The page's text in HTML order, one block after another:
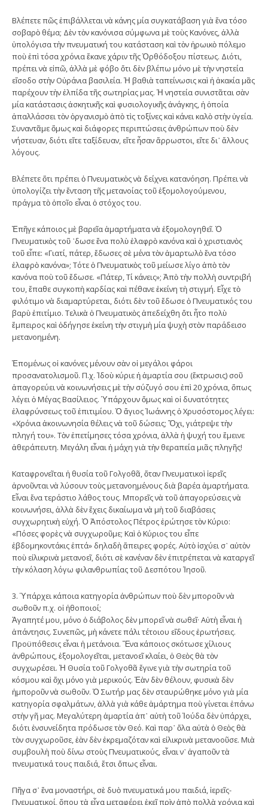
Βλέπετε πῶς ἐπιβάλλεται νὰ κάνης μία συγκατάβαση γιὰ ἕνα τόσο
σοβαρὸ θέμα; Δὲν τὸν κανόνισα σύμφωνα μὲ τοὺς Κανόνες, ἀλλὰ
ὑπολόγισα τὴν πνευματική του κατάσταση καὶ τὸν ἡρωικὸ πόλεμο
ποὺ ἐπὶ τόσα χρόνια ἔκανε χάριν τῆς Ὀρθόδοξου πίστεως. Διότι,
πρέπει νὰ εἰπῶ, ἀλλὰ μὲ φόβο ὅτι δὲν βλέπω μόνο μὲ τὴν νηστεία
εἴσοδο στὴν Οὐράνια βασιλεία. Ἡ βαθιὰ ταπείνωσις καὶ ἡ ἀκακία μᾶς
παρέχουν τὴν ἐλπίδα τῆς σωτηρίας μας. Ἡ νηστεία συνιστᾶται σὰν
μία κατάστασις ἀσκητικῆς καὶ φυσιολογικῆς ἀνάγκης, ἡ ὁποία
ἀπαλλάσσει τὸν ὀργανισμὸ ἀπὸ τὶς τοξίνες καὶ κάνει καλὸ στὴν ὑγεία.
Συναντᾶμε ὅμως καὶ διάφορες περιπτώσεις ἀνθρώπων ποὺ δὲν
νήστευαν, διότι εἴτε ταξίδευαν, εἴτε ἦσαν ἄρρωστοι, εἴτε δι᾿ ἄλλους
λόγους.
Βλέπετε ὅτι πρέπει ὁ Πνευματικὸς νὰ δείχνει κατανόηση. Πρέπει νὰ
ὑπολογίζει τὴν ἔνταση τῆς μετανοίας τοῦ ἐξομολογούμενου,
πράγμα τὸ ὁποῖο εἶναι ὁ στόχος του.
Ἐπῆγε κάποιος μὲ βαρεῖα ἁμαρτήματα νὰ ἐξομολογηθεῖ. Ὁ
Πνευματικὸς τοῦ ᾿δωσε ἕνα πολὺ ἐλαφρὸ κανόνα καὶ ὁ χριστιανὸς
τοῦ εἶπε: «Γιατί, πάτερ, ἔδωσες σὲ μένα τὸν ἁμαρτωλὸ ἕνα τόσο
ἐλαφρὸ κανόνα»; Τότε ὁ Πνευματικὸς τοῦ μείωσε λίγο ἀπὸ τὸν
κανόνα ποὺ τοῦ ἔδωσε. «Πάτερ, Τί κάνεις»; Ἀπὸ τὴν πολλὴ συντριβή
του, ἔπαθε συγκοπὴ καρδίας καὶ πέθανε ἐκείνη τὴ στιγμή. Εἶχε τὸ
φιλότιμο νὰ διαμαρτύρεται, διότι δὲν τοῦ ἔδωσε ὁ Πνευματικός του
βαρὺ ἐπιτίμιο. Τελικὰ ὁ Πνευματικὸς ἀπεδείχθη ὅτι ἦτο πολὺ
ἔμπειρος καὶ ὁδήγησε ἐκείνη τὴν στιγμὴ μία ψυχὴ στὸν παράδεισο
μετανοημένη.
Ἑπομένως οἱ κανόνες μένουν σὰν οἱ μεγάλοι φάροι
προσανατολισμοῦ. Π.χ. Ἰδοὺ κύριε ἡ ἁμαρτία σου (ἔκτρωσις) σοῦ
ἀπαγορεύει νὰ κοινωνήσεις μὲ τὴν σύζυγό σου ἐπὶ 20 χρόνια, ὅπως
λέγει ὁ Μέγας Βασίλειος. Ὑπάρχουν ὅμως καὶ οἱ δυνατότητες
ἐλαφρύνσεως τοῦ ἐπιτιμίου. Ὁ ἅγιος Ἰωάννης ὁ Χρυσόστομος λέγει:
«Χρόνια ἀκοινωνησία θέλεις νὰ τοῦ δώσεις; Ὄχι, γιάτρεψε τὴν
πληγή του». Τὸν ἐπετίμησες τόσα χρόνια, ἀλλὰ ἡ ψυχή του ἔμεινε
ἀθεράπευτη. Μεγάλη εἶναι ἡ μάχη γιὰ τὴν θεραπεία μιᾶς πληγῆς!
Καταφρονεῖται ἡ θυσία τοῦ Γολγοθᾶ, ὅταν Πνευματικοὶ ἱερεῖς
ἀρνοῦνται νὰ λύσουν τοὺς μετανοημένους διὰ βαρέα ἁμαρτήματα.
Εἶναι ἕνα τεράστιο λάθος τους. Μπορεῖς νὰ τοῦ ἀπαγορεύσεις νὰ
κοινωνήσει, ἀλλὰ δὲν ἔχεις δικαίωμα νὰ μὴ τοῦ διαβάσεις
συγχωρητικὴ εὐχή. Ὁ Ἀπόστολος Πέτρος ἐρώτησε τὸν Κύριο:
«Πόσες φορὲς νὰ συγχωροῦμε; Καὶ ὁ Κύριος του εἶπε
ἑβδομηκοντάκις ἑπτά» δηλαδὴ ἄπειρες φορές. Αὐτὸ ἰσχύει σ᾿ αὐτὸν
ποὺ εἰλικρινὰ μετανοεῖ, διότι σὲ κανέναν δὲν ἐπιτρέπεται νὰ καταργεῖ
τὴν κόλαση λόγω φιλανθρωπίας τοῦ Δεσπότου Ἰησοῦ.
3. Ὑπάρχει κάποια κατηγορία ἀνθρώπων ποὺ δὲν μποροῦν νὰ
σωθοῦν π.χ. οἱ ἠθοποιοί;
Ἀγαπητέ μου, μόνο ὁ διάβολος δὲν μπορεῖ νὰ σωθεῖ· Αὐτὴ εἶναι ἡ
ἀπάντησις. Συνεπῶς, μὴ κάνετε πάλι τέτοιου εἴδους ἐρωτήσεις.
Προϋπόθεσις εἶναι ἡ μετάνοια. Ἕνα κάποιος σκότωσε χίλιους
ἀνθρώπους, ἐξομολογεῖται, μετανοεῖ κλαίει, ὁ Θεὸς θὰ τὸν
συγχωρέσει. Ἡ Θυσία τοῦ Γολγοθᾶ ἔγινε γιὰ τὴν σωτηρία τοῦ
κόσμου καὶ ὄχι μόνο γιὰ μερικούς. Ἐὰν δὲν θέλουν, φυσικὰ δὲν
ἠμποροῦν νὰ σωθοῦν. Ὁ Σωτήρ μας δὲν σταυρώθηκε μόνο γιὰ μία
κατηγορία σφαλμάτων, ἀλλὰ γιὰ κάθε ἁμάρτημα ποὺ γίνεται ἐπάνω
στὴν γῆ μας. Μεγαλύτερη ἁμαρτία ἀπ᾿ αὐτὴ τοῦ Ἰούδα δὲν ὑπάρχει,
διότι ἐνσυνείδητα πρόδωσε τὸν Θεό. Καὶ παρ᾿ ὅλα αὐτὰ ὁ Θεὸς θὰ
τὸν συγχωροῦσε, ἐὰν δὲν ἐκρεμαζόταν καὶ εἰλικρινὰ μετανοοῦσε. Μιὰ
συμβουλὴ ποὺ δίνω στοὺς Πνευματικούς, εἶναι ν᾿ ἀγαποῦν τὰ
πνευματικά τους παιδιά, ἔτσι ὅπως εἶναι.
Πῆγα σ᾿ ἕνα μοναστήρι, σὲ δυὸ πνευματικά μου παιδιά, ἱερεῖς-
Πνευματικοί, ὅπου τὰ εἶχα μεταφέρει ἐκεῖ πρὶν ἀπὸ πολλὰ χρόνια καὶ